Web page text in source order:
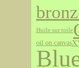
Huile sur toile
oil on canvas